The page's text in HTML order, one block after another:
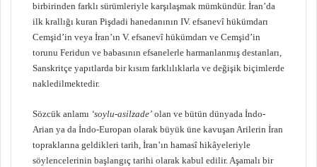
birbirinden farklı sürümleriyle karşılaşmak mümkündür. İran’da
ilk krallığı kuran Pişdadi hanedanının IV. efsanevî hükümdarı
Cemşid’in veya İran’ın V. efsanevî hükümdarı ve Cemşid’in
torunu Feridun ve babasının efsanelerle harmanlanmış destanları,
Sanskritçe yapıtlarda bir kısım farklılıklarla ve değişik biçimlerde
nakledilmektedir.
Sözcük anlamı ‘soylu-asilzade’ olan ve bütün dünyada İndo-
Arian ya da İndo-Europan olarak büyük üne kavuşan Arilerin İran
topraklarına geldikleri tarih, İran’ın hamasî hikâyeleriyle
söylencelerinin başlangıç tarihi olarak kabul edilir. Aşamalı bir